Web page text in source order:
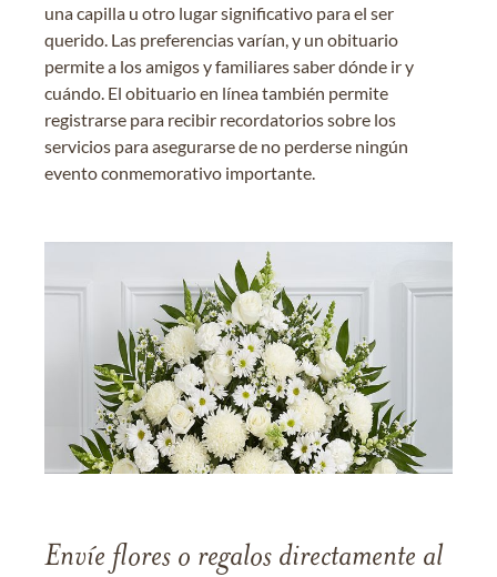
una capilla u otro lugar significativo para el ser
querido. Las preferencias varían, y un obituario
permite a los amigos y familiares saber dónde ir y
cuándo. El obituario en línea también permite
registrarse para recibir recordatorios sobre los
servicios para asegurarse de no perderse ningún
evento conmemorativo importante.
Envíe flores o regalos directamente al